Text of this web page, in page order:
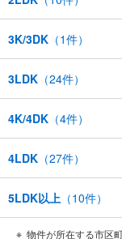
3K/3DK （1件）
3LDK （24件）
4K/4DK （4件）
4LDK （27件）
5LDK以上 （10件）
物件が所在する市区